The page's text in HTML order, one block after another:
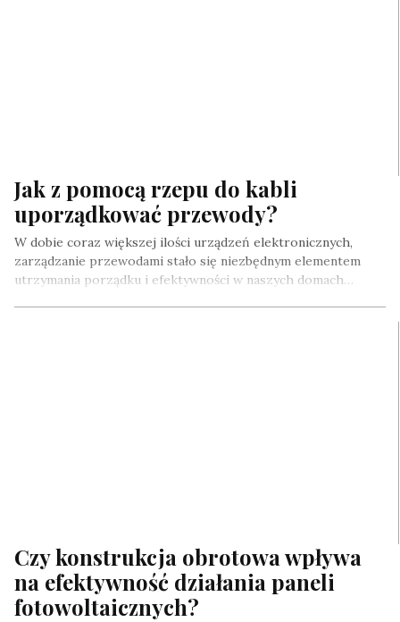
Jak z pomocą rzepu do kabli
uporządkować przewody?
W dobie coraz większej ilości urządzeń elektronicznych,
zarządzanie przewodami stało się niezbędnym elementem
utrzymania porządku i efektywności w naszych domach…
Czy konstrukcja obrotowa wpływa
na efektywność działania paneli
fotowoltaicznych?